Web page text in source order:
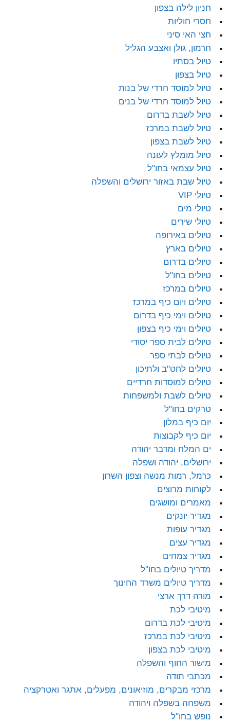
חניון לילה בצפון
חסרי חוליות
חצי האי סיני
חרמון, גולן ואצבע הגליל
טיול בסתיו
טיול בצפון
טיול למוסד חרדי של בנות
טיול למוסד חרדי של בנים
טיול לשבת בדרום
טיול לשבת במרכז
טיול לשבת בצפון
טיול מומלץ לעונה
טיול עצמאי בחו"ל
טיול שבת באזור ירושלים והשפלה
טיולי VIP
טיולי מים
טיולי שירים
טיולים באירופה
טיולים בארץ
טיולים בדרום
טיולים בחו"ל
טיולים במרכז
טיולים ויום כיף במרכז
טיולים וימי כיף בדרום
טיולים וימי כיף בצפון
טיולים לבית ספר יסודי
טיולים לבתי ספר
טיולים לחט"ב ולתיכון
טיולים למוסדות חרדיים
טיולים לשבת ולמשפחות
טרקים בחו"ל
יום כיף במלון
יום כיף לקבוצות
ים המלח ומדבר יהודה
ירושלים, יהודה ושפלה
כרמל, רמות מנשה וצפון השרון
לקוחות מרוצים
מאמרים ומושגים
מגדיר יונקים
מגדיר עופות
מגדיר עצים
מגדיר צמחים
מדריך טיולים בחו"ל
מדריך טיולים משרד החינוך
מורה דרך ארצי
מיטיבי לכת
מיטיבי לכת בדרום
מיטיבי לכת במרכז
מיטיבי לכת בצפון
מישור החוף והשפלה
מכתבי תודה
מרכזי מבקרים, מוזיאונים, מפעלים, אתגר ואטרקציה
משפחה בשפלה ויהודה
נופש בחו"ל